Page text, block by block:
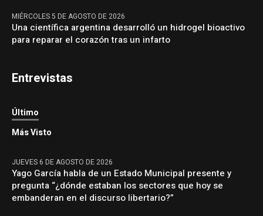
MIÉRCOLES 5 DE AGOSTO DE 2026
Una científica argentina desarrolló un hidrogel bioactivo
para reparar el corazón tras un infarto
Entrevistas
Último
Más Visto
JUEVES 6 DE AGOSTO DE 2026
Yago García habla de un Estado Municipal presente y
pregunta “¿dónde estaban los sectores que hoy se
embanderan en el discurso libertario?”